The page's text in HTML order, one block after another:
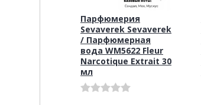
Парфюмерия
Sevaverek Sevaverek
/ Парфюмерная
вода WM5622 Fleur
Narcotique Extrait 30
мл